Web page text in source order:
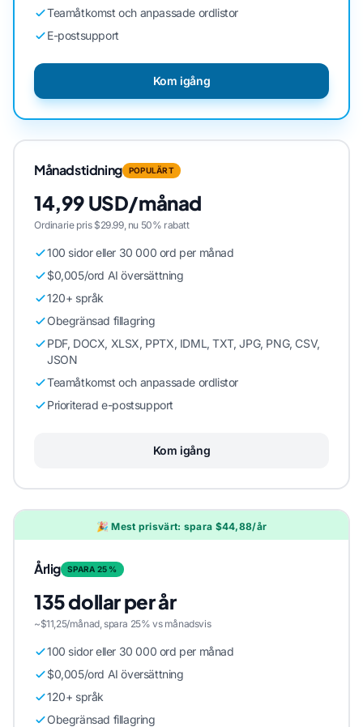
Teamåtkomst och anpassade ordlistor
E-postsupport
Kom igång
Månadstidning POPULÄRT
14,99 USD/månad
Ordinarie pris $29.99, nu 50% rabatt
100 sidor eller 30 000 ord per månad
$0,005/ord AI översättning
120+ språk
Obegränsad fillagring
PDF, DOCX, XLSX, PPTX, IDML, TXT, JPG, PNG, CSV,
JSON
Teamåtkomst och anpassade ordlistor
Prioriterad e-postsupport
Kom igång
🎉 Mest prisvärt: spara $44,88/år
Årlig SPARA 25 %
135 dollar per år
~$11,25/månad, spara 25% vs månadsvis
100 sidor eller 30 000 ord per månad
$0,005/ord AI översättning
120+ språk
Obegränsad fillagring